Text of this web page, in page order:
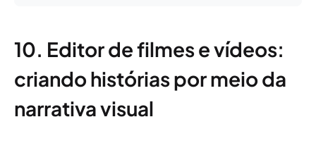
10. Editor de filmes e vídeos:
criando histórias por meio da
narrativa visual